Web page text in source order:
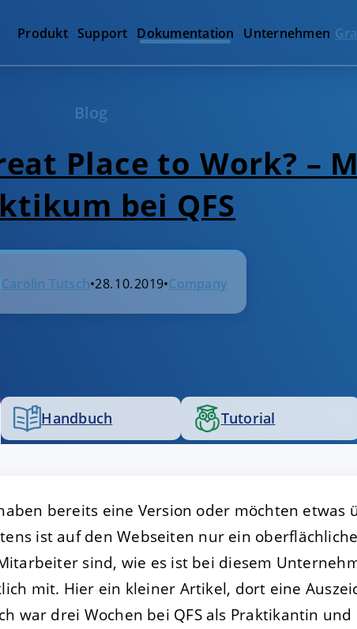
Produkt Support Dokumentation Unternehmen
Blog
Place to Work? –
bei QFS
Carolin Tutsch•28. 10. 2019•Company
Handbuch Tutorial
bereits eine Version oder möchten etwas
ist auf den Webseiten nur ein
sind, wie es ist bei diesem
mit. Hier ein kleiner Artikel, dort eine
war drei Wochen bei QFS als Praktikantin